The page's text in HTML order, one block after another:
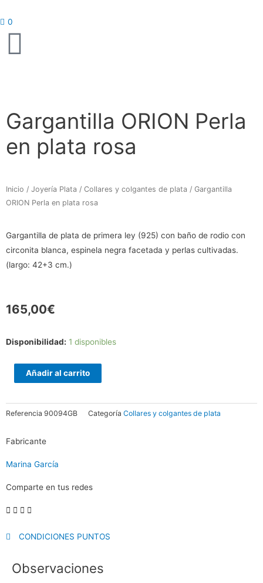
al
contenido
0
Gargantilla ORION Perla
en plata rosa
Inicio / Joyería Plata / Collares y colgantes de plata / Gargantilla
ORION Perla en plata rosa
Gargantilla de plata de primera ley (925) con baño de rodio con
circonita blanca, espinela negra facetada y perlas cultivadas.
(largo: 42+3 cm.)
165,00€
Disponibilidad: 1 disponibles
Gargantilla
en
rosa
Añadir al carrito
Referencia 90094GB Categoría Collares y colgantes de plata
Fabricante
Marina García
Comparte en tus redes
CONDICIONES PUNTOS
Observaciones